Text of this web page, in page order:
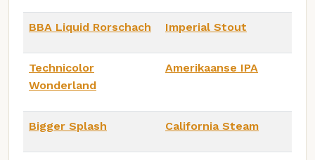
BBA Liquid Rorschach Imperial Stout
Technicolor
Wonderland
Amerikaanse IPA
Bigger Splash California Steam